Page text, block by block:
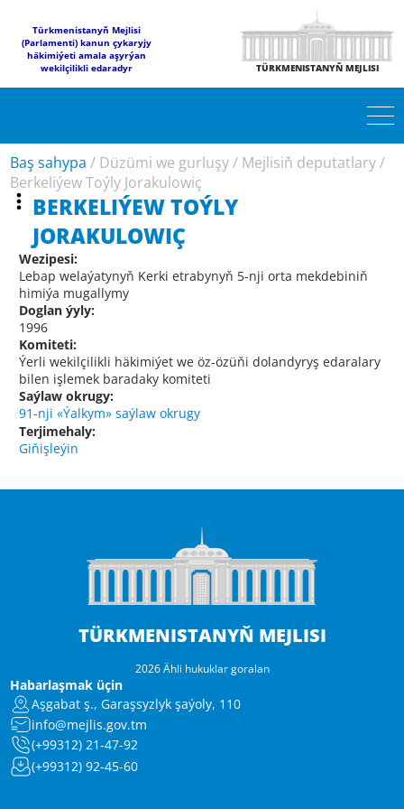
Türkmenistanyň Mejlisi
(Parlamenti) kanun çykaryjy
häkimiýeti amala aşyrýan
wekilçilikli edaradyr
TÜRKMENISTANYŇ MEJLISI
Baş sahypa / Düzümi we gurluşy/ Mejlisiň deputatlary/
Berkeliýew Toýly Jorakulowiç
BERKELIÝEW TOÝLY
JORAKULOWIÇ
Wezipesi:
Lebap welaýatynyň Kerki etrabynyň 5-nji orta mekdebiniň
himiýa mugallymy
Doglan ýyly:
1996
Komiteti:
Ýerli wekilçilikli häkimiýet we öz-özüňi dolandyryş edaralary
bilen işlemek baradaky komiteti
Saýlaw okrugy:
91-nji «Ýalkym» saýlaw okrugy
Terjimehaly:
Giňişleýin
TÜRKMENISTANYŇ MEJLISI
2026 Ähli hukuklar goralan
Habarlaşmak üçin
Aşgabat ş., Garaşsyzlyk şaýoly, 110
info@mejlis.gov.tm
(+99312) 21-47-92
(+99312) 92-45-60